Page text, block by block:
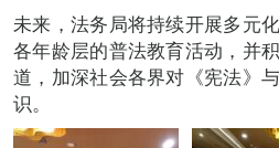
未来，法务局将持续开展多元
各年龄层的普法教育活动，并
道，加深社会各界对《宪法》
识。